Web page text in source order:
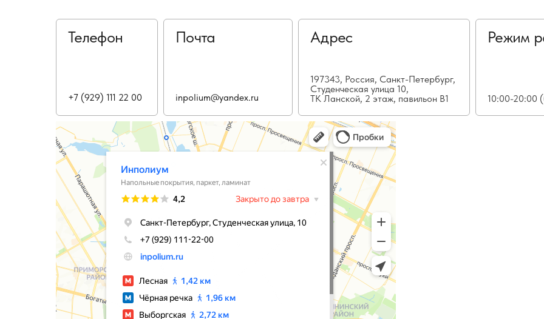
Телефон Почта Адрес
197343, Россия, Санкт-Петербург,
Студенческая улица 10,
ТК Ланской, 2 этаж, павильон В1
Режим
10:00-20:00
+7 (929) 111 22 00 inpolium@yandex.ru